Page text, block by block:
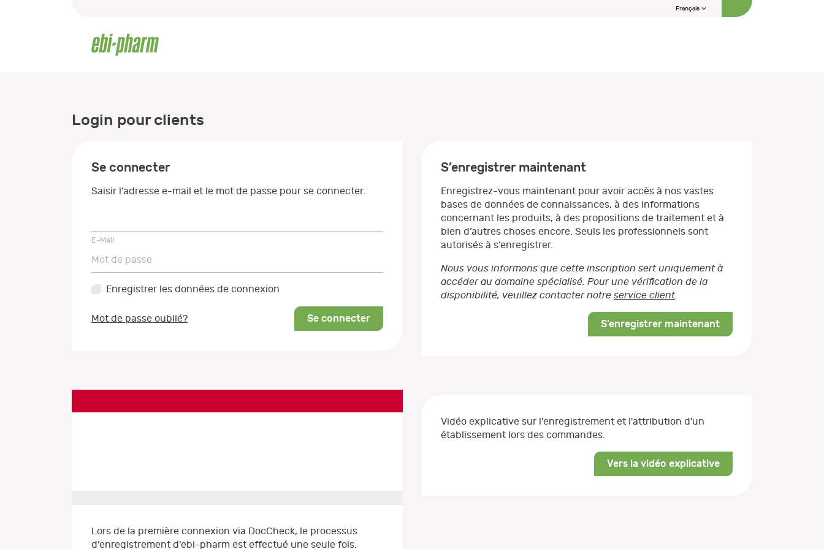
Français
Login pour clients
Se connecter
Saisir l’adresse e-mail et le mot de passe pour se connecter.
E-Mail
Mot de passe
Mot de passe
Enregistrer les données de connexion
Mot de passe oublié? Se connecter
Lors de la première connexion via DocCheck, le processus
d'enregistrement d'ebi-pharm est effectué une seule fois.
S’enregistrer maintenant
Enregistrez-vous maintenant pour avoir accès à nos vastes
bases de données de connaissances, à des informations
concernant les produits, à des propositions de traitement et à
bien d’autres choses encore. Seuls les professionnels sont
autorisés à s’enregistrer.
Nous vous informons que cette inscription sert uniquement à
accéder au domaine spécialisé. Pour une vérification de la
disponibilité, veuillez contacter notre service client.
S’enregistrer maintenant
Vidéo explicative sur l'enregistrement et l'attribution d'un
établissement lors des commandes.
Vers la vidéo explicative